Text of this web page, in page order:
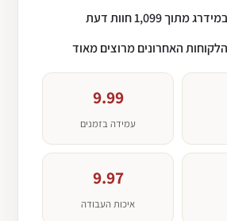
9.99
עמידה בזמנים
9.97
איכות העבודה